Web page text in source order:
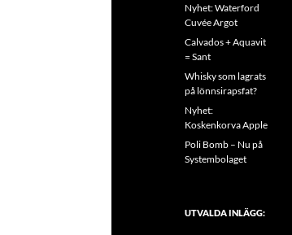
Nyhet: Waterford
Cuvée Argot
Calvados + Aquavit
= Sant
Whisky som lagrats
på lönnsirapsfat?
Nyhet:
Koskenkorva Apple
Poli Bomb – Nu på
Systembolaget
UTVALDA INLÄGG: